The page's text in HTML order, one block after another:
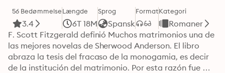
56 Bedømmelse
3.4
Længde
6T 18M
Sprog
Spansk
FormatKategori
Romaner
F. Scott Fitzgerald definió Muchos matrimonios una de
las mejores novelas de Sherwood Anderson. El libro
abraza la tesis del fracaso de la monogamia, es decir
de la institución del matrimonio. Por esta razón fue